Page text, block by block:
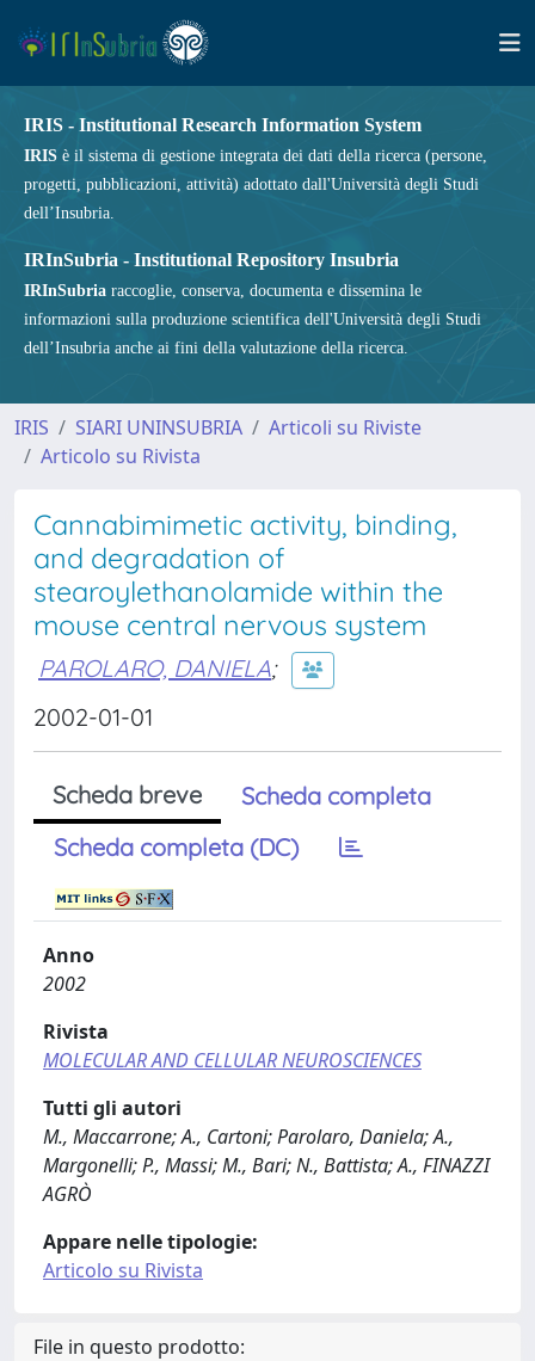
IRIS - Institutional Research Information System
IRIS è il sistema di gestione integrata dei dati della ricerca (persone,
progetti, pubblicazioni, attività) adottato dall'Università degli Studi
dell’Insubria.
IRInSubria - Institutional Repository Insubria
IRInSubria raccoglie, conserva, documenta e dissemina le
informazioni sulla produzione scientifica dell'Università degli Studi
dell’Insubria anche ai fini della valutazione della ricerca.
IRIS SIARI UNINSUBRIA
Articoli su Riviste
Articolo su Rivista
Cannabimimetic activity, binding,
and degradation of
stearoylethanolamide within the
mouse central nervous system
PAROLARO, DANIELA;
2002-01-01
Scheda breve
Scheda completa
Scheda completa (DC)
Anno
2002
Rivista
MOLECULAR AND CELLULAR NEUROSCIENCES
Tutti gli autori
M., Maccarrone; A., Cartoni; Parolaro, Daniela; A.,
Margonelli; P., Massi; M., Bari; N., Battista; A., FINAZZI
AGRÒ
Appare nelle tipologie:
Articolo su Rivista
File in questo prodotto: